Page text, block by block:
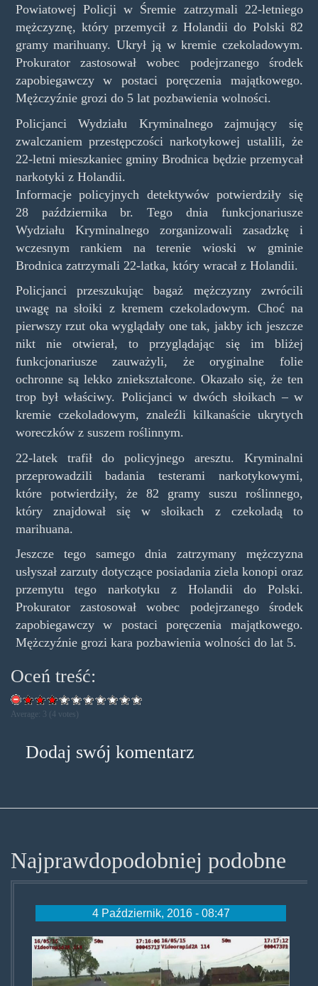
Powiatowej Policji w Śremie zatrzymali 22-letniego
mężczyznę, który przemycił z Holandii do Polski 82
gramy marihuany. Ukrył ją w kremie czekoladowym.
Prokurator zastosował wobec podejrzanego środek
zapobiegawczy w postaci poręczenia majątkowego.
Mężczyźnie grozi do 5 lat pozbawienia wolności.
Policjanci Wydziału Kryminalnego zajmujący się
zwalczaniem przestępczości narkotykowej ustalili, że
22-letni mieszkaniec gminy Brodnica będzie przemycał
narkotyki z Holandii.
Informacje policyjnych detektywów potwierdziły się
28 października br. Tego dnia funkcjonariusze
Wydziału Kryminalnego zorganizowali zasadzkę i
wczesnym rankiem na terenie wioski w gminie
Brodnica zatrzymali 22-latka, który wracał z Holandii.
Policjanci przeszukując bagaż mężczyzny zwrócili
uwagę na słoiki z kremem czekoladowym. Choć na
pierwszy rzut oka wyglądały one tak, jakby ich jeszcze
nikt nie otwierał, to przyglądając się im bliżej
funkcjonariusze zauważyli, że oryginalne folie
ochronne są lekko zniekształcone. Okazało się, że ten
trop był właściwy. Policjanci w dwóch słoikach – w
kremie czekoladowym, znaleźli kilkanaście ukrytych
woreczków z suszem roślinnym.
22-latek trafił do policyjnego aresztu. Kryminalni
przeprowadzili badania testerami narkotykowymi,
które potwierdziły, że 82 gramy suszu roślinnego,
który znajdował się w słoikach z czekoladą to
marihuana.
Jeszcze tego samego dnia zatrzymany mężczyzna
usłyszał zarzuty dotyczące posiadania ziela konopi oraz
przemytu tego narkotyku z Holandii do Polski.
Prokurator zastosował wobec podejrzanego środek
zapobiegawczy w postaci poręczenia majątkowego.
Mężczyźnie grozi kara pozbawienia wolności do lat 5.
Oceń treść:
Average: 3 (4 votes)
Dodaj swój komentarz
Najprawdopodobniej podobne
4 Październik, 2016 - 08:47